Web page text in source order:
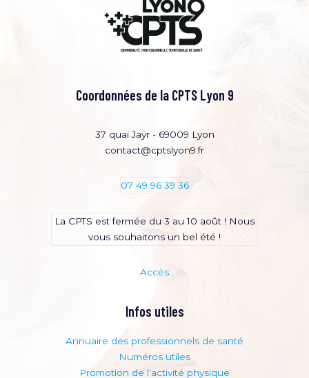
Coordonnées de la CPTS Lyon 9
37 quai Jaÿr - 69009 Lyon
contact@cptslyon9.fr
07 49 96 39 36
La CPTS est fermée du 3 au 10 août ! Nous
vous souhaitons un bel été !
Accès
Infos utiles
Annuaire des professionnels de santé
Numéros utiles
Promotion de l'activité physique